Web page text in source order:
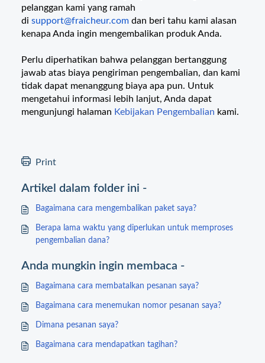
pelanggan kami yang ramah
di support@fraicheur.com dan beri tahu kami alasan
kenapa Anda ingin mengembalikan produk Anda.
Perlu diperhatikan bahwa pelanggan bertanggung
jawab atas biaya pengiriman pengembalian, dan kami
tidak dapat menanggung biaya apa pun. Untuk
mengetahui informasi lebih lanjut, Anda dapat
mengunjungi halaman Kebijakan Pengembalian kami.
Print
Artikel dalam folder ini -
Bagaimana cara mengembalikan paket saya?
Berapa lama waktu yang diperlukan untuk memproses
pengembalian dana?
Anda mungkin ingin membaca -
Bagaimana cara membatalkan pesanan saya?
Bagaimana cara menemukan nomor pesanan saya?
Dimana pesanan saya?
Bagaimana cara mendapatkan tagihan?